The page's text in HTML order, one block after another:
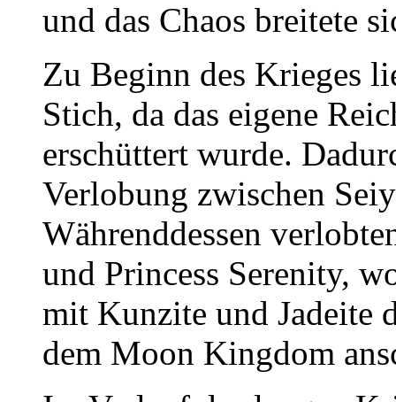
und das Chaos breitete
Zu Beginn des Krieges
Stich, da das eigene
erschüttert wurde.
Verlobung zwischen
Währenddessen
und Princess Serenity,
mit Kunzite und Jadeite
dem Moon Kingdom